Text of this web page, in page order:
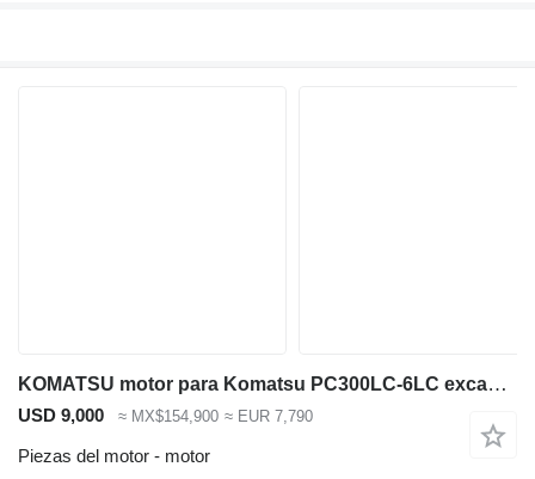
KOMATSU motor para Komatsu PC300LC-6LC excavadora
USD 9,000 ≈ MX$154,900 ≈ EUR 7,790
Piezas del motor - motor